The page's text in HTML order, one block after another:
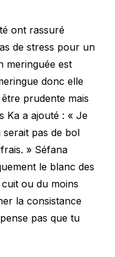
ont rassuré
de stress pour un
meringuée est
donc elle
prudente mais
Ka a ajouté : « Je
pas de bol
» Séfana
le blanc des
ou du moins
la consistance
pas que tu